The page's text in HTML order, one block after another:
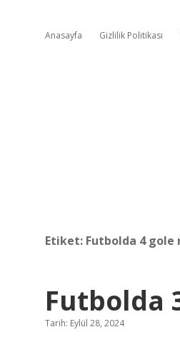
Anasayfa Gizlilik Politikası
Etiket: Futbolda 4 gole
Futbolda
Tarih: Eylül 28, 2024